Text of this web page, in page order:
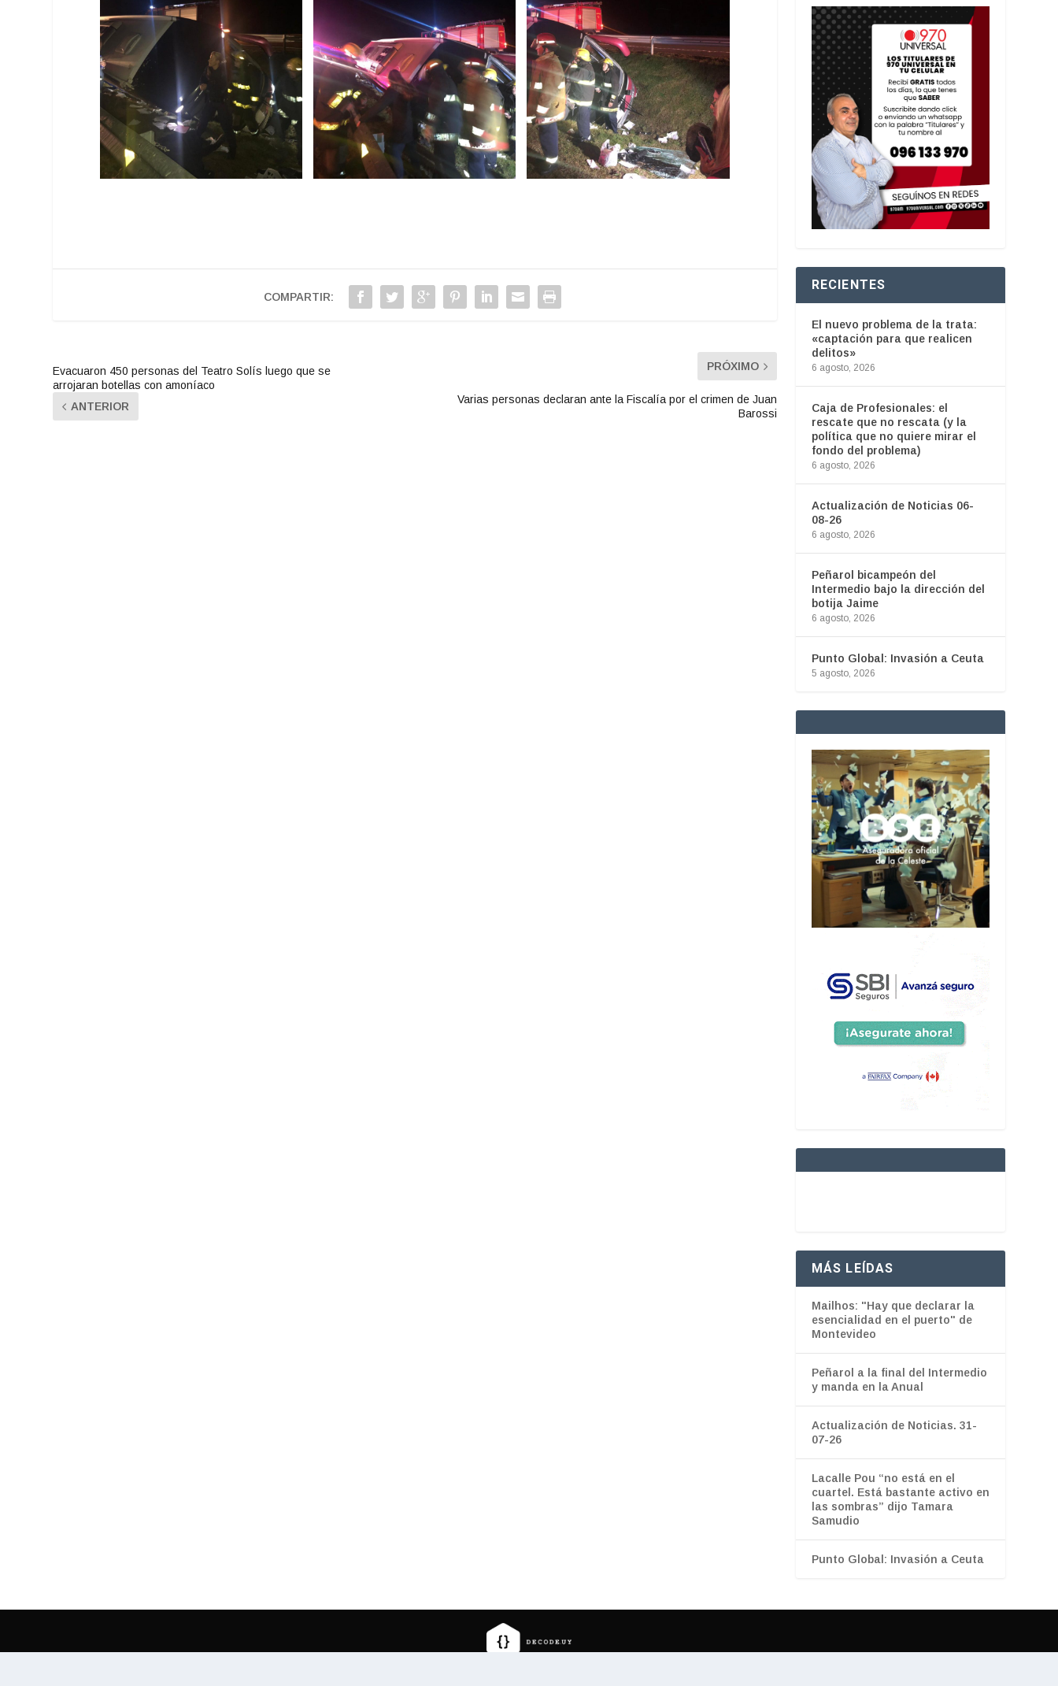
COMPARTIR:
Evacuaron 450 personas del Teatro Solís luego que se
arrojaran botellas con amoníaco
ANTERIOR
PRÓXIMO
Varias personas declaran ante la Fiscalía por el crimen de Juan
Barossi
RECIENTES
El nuevo problema de la trata:
«captación para que realicen
delitos»
6 agosto, 2026
Caja de Profesionales: el
rescate que no rescata (y la
política que no quiere mirar el
fondo del problema)
6 agosto, 2026
Actualización de Noticias 06-
08-26
6 agosto, 2026
Peñarol bicampeón del
Intermedio bajo la dirección del
botija Jaime
6 agosto, 2026
Punto Global: Invasión a Ceuta
5 agosto, 2026
MÁS LEÍDAS
Mailhos: "Hay que declarar la
esencialidad en el puerto" de
Montevideo
Peñarol a la final del Intermedio
y manda en la Anual
Actualización de Noticias. 31-
07-26
Lacalle Pou “no está en el
cuartel. Está bastante activo en
las sombras” dijo Tamara
Samudio
Punto Global: Invasión a Ceuta